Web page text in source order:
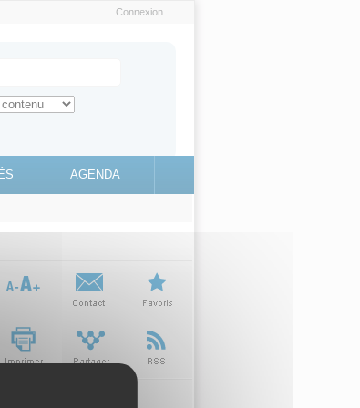
Connexion
sur le siteeducation.gouv.fr
AGENDA